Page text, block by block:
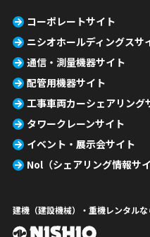
コーポレートサイト
ニシオホールディングスサ
通信・測量機器サイト
配管用機器サイト
工事車両カーシェアリング
タワークレーンサイト
イベント・展示会サイト
Nol（シェアリング情報サイ
建機（建設機械）・重機レンタル